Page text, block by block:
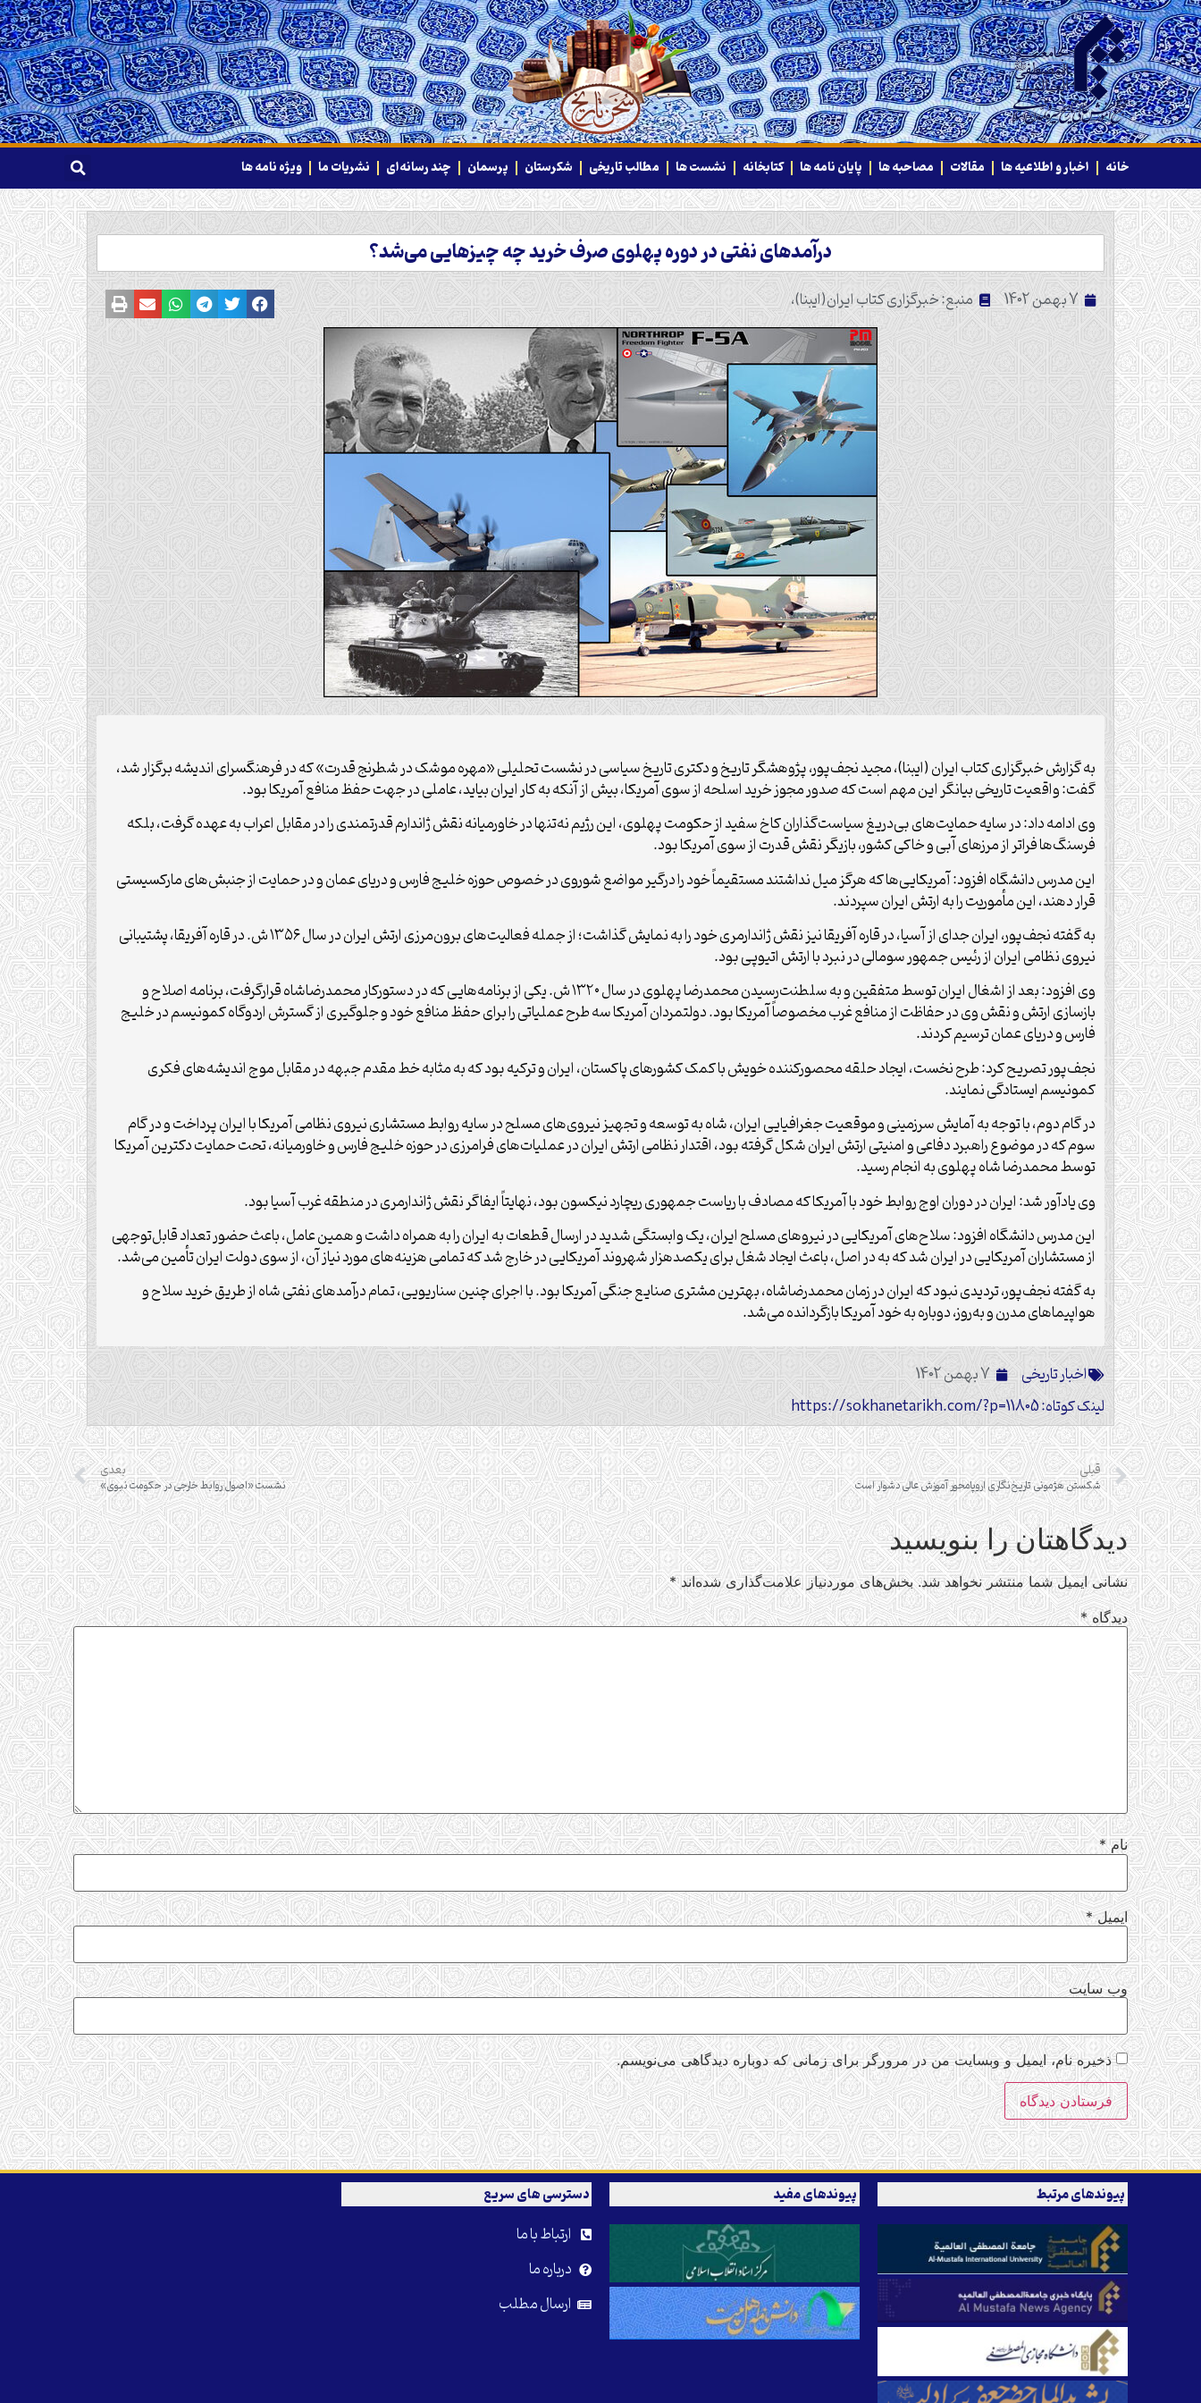
خانه اخبار و اطلاعیه ها مقالات مصاحبه ها پایان نامه ها کتابخانه نشست ها مطالب تاریخی شکرستان پرسمان چند رسانه‌ای نشریات ما ویژه نامه ها
درآمدهای نفتی در دوره پهلوی صرف خرید چه چیزهایی می‌شد؟
7 بهمن 1402 منبع: خبرگزاری کتاب ایران(ایبنا)،
به گزارش خبرگزاری کتاب ایران (ایبنا)، مجید نجف‌پور، پژوهشگر تاریخ و دکتری تاریخ سیاسی در نشست تحلیلی «مهره موشک در شطرنج قدرت» که در فرهنگسرای اندیشه برگزار شد،
گفت: واقعیت تاریخی بیانگر این مهم است که صدور مجوز خرید اسلحه از سوی آمریکا، بیش از آنکه به کار ایران بیاید، عاملی در جهت حفظ منافع آمریکا بود.
وی ادامه داد: در سایه حمایت‌های بی‌دریغ سیاست‌گذاران کاخ سفید از حکومت پهلوی، این رژیم نه‌تنها در خاورمیانه نقش ژاندارم قدرتمندی را در مقابل اعراب به عهده گرفت، بلکه
فرسنگ‌ها فراتر از مرزهای آبی و خاکی کشور، بازیگر نقش قدرت از سوی آمریکا بود.
این مدرس دانشگاه افزود: آمریکایی‌ها که هرگز میل نداشتند مستقیماً خود را درگیر مواضع شوروی در خصوص حوزه خلیج فارس و دریای عمان و در حمایت از جنبش‌های مارکسیستی
قرار دهند، این مأموریت را به ارتش ایران سپردند.
به گفته نجف‌پور، ایران جدای از آسیا، در قاره آفریقا نیز نقش ژاندارمری خود را به نمایش گذاشت؛ از جمله فعالیت‌های برون‌مرزی ارتش ایران در سال ۱۳۵۶ ش. در قاره آفریقا، پشتیبانی
نیروی نظامی ایران از رئیس جمهور سومالی در نبرد با ارتش اتیوپی بود.
وی افزود: بعد از اشغال ایران توسط متفقین و به سلطنت‌رسیدن محمدرضا پهلوی در سال ۱۳۲۰ ش. یکی از برنامه‌هایی که در دستورکار محمدرضاشاه قرارگرفت، برنامه اصلاح و
بازسازی ارتش و نقش وی در حفاظت از منافع غرب مخصوصاً آمریکا بود. دولتمردان آمریکا سه طرح عملیاتی را برای حفظ منافع خود و جلوگیری از گسترش اردوگاه کمونیسم در خلیج
فارس و دریای عمان ترسیم کردند.
نجف‌پور تصریح کرد: طرح نخست، ایجاد حلقه محصورکننده خویش با کمک کشورهای پاکستان، ایران و ترکیه بود که به مثابه خط مقدم جبهه در مقابل موج اندیشه‌های فکری
کمونیسم ایستادگی نمایند.
در گام دوم، با توجه به آمایش سرزمینی و موقعیت جغرافیایی ایران، شاه به توسعه و تجهیز نیروی‌های مسلح در سایه روابط مستشاری نیروی نظامی آمریکا با ایران پرداخت و در گام
سوم که در موضوع راهبرد دفاعی و امنیتی ارتش ایران شکل گرفته بود، اقتدار نظامی ارتش ایران در عملیات‌های فرامرزی در حوزه خلیج فارس و خاورمیانه، تحت حمایت دکترین آمریکا
توسط محمدرضا شاه پهلوی به انجام رسید.
وی یادآور شد: ایران در دوران اوج روابط خود با آمریکا که مصادف با ریاست جمهوری ریچارد نیکسون بود، نهایتاً ایفاگر نقش ژاندارمری در منطقه غرب آسیا بود.
این مدرس دانشگاه افزود: سلاح‌های آمریکایی در نیروهای مسلح ایران، یک وابستگی شدید در ارسال قطعات به ایران را به همراه داشت و همین عامل، باعث حضور تعداد قابل‌توجهی
از مستشاران آمریکایی در ایران شد که به در اصل، باعث ایجاد شغل برای یکصدهزار شهروند آمریکایی در خارج شد که تمامی هزینه‌های مورد نیاز آن، از سوی دولت ایران تأمین می‌شد.
به گفته نجف‌پور، تردیدی نبود که ایران در زمان محمدرضاشاه، بهترین مشتری صنایع جنگی آمریکا بود. با اجرای چنین سناریویی، تمام درآمدهای نفتی شاه از طریق خرید سلاح و
هواپیماهای مدرن و به‌روز، دوباره به خود آمریکا بازگردانده می‌شد.
اخبار تاریخی
7 بهمن 1402
لینک کوتاه: https://sokhanetarikh.com/?p=11805
قبلی
شکستن هژمونی تاریخ‌نگاریِ اروپامحور آموزش عالی دشوار است
بعدی
نشست «اصول روابط خارجی در حکومت نبوی»
دیدگاهتان را بنویسید
نشانی ایمیل شما منتشر نخواهد شد. بخش‌های موردنیاز علامت‌گذاری شده‌اند*
دیدگاه*
نام*
ایمیل*
وب‌ سایت
ذخیره نام، ایمیل و وبسایت من در مرورگر برای زمانی که دوباره دیدگاهی می‌نویسم.
پیوندهای مرتبط پیوندهای مفید دسترسی های سریع
ارتباط با ما
درباره ما
ارسال مطلب